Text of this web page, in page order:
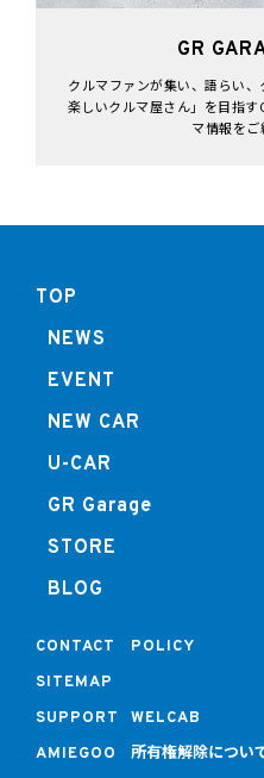
GR
クルマファンが集い、語らい
楽しいクルマ屋さん」を目指
マ情報をご
TOP
NEWS
EVENT
NEW CAR
U-CAR
GR Garage
STORE
BLOG
CONTACT
POLICY
SITEMAP
SUPPORT
WELCAB
AMIEGOO
所有権解除につい